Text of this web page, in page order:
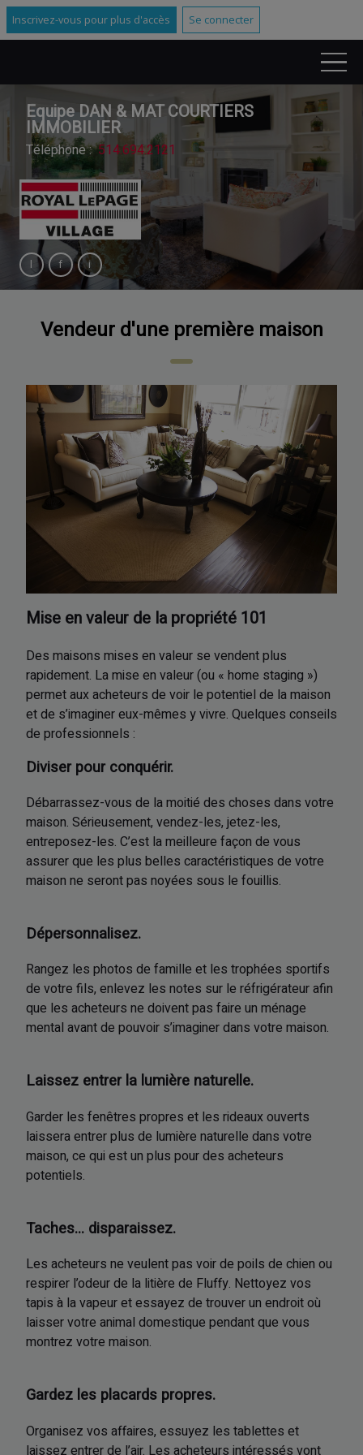
Inscrivez-vous pour plus d'accès Se connecter
Equipe DAN & MAT COURTIERS
IMMOBILIER
Téléphone :514.694.2121
Vendeur d'une première maison
Mise en valeur de la propriété 101
Des maisons mises en valeur se vendent plus
rapidement. La mise en valeur (ou « home staging »)
permet aux acheteurs de voir le potentiel de la maison
et de s’imaginer eux-mêmes y vivre. Quelques conseils
de professionnels :
Diviser pour conquérir.
Débarrassez-vous de la moitié des choses dans votre
maison. Sérieusement, vendez-les, jetez-les,
entreposez-les. C’est la meilleure façon de vous
assurer que les plus belles caractéristiques de votre
maison ne seront pas noyées sous le fouillis.
Dépersonnalisez.
Rangez les photos de famille et les trophées sportifs
de votre fils, enlevez les notes sur le réfrigérateur afin
que les acheteurs ne doivent pas faire un ménage
mental avant de pouvoir s’imaginer dans votre maison.
Laissez entrer la lumière naturelle.
Garder les fenêtres propres et les rideaux ouverts
laissera entrer plus de lumière naturelle dans votre
maison, ce qui est un plus pour des acheteurs
potentiels.
Taches... disparaissez.
Les acheteurs ne veulent pas voir de poils de chien ou
respirer l’odeur de la litière de Fluffy. Nettoyez vos
tapis à la vapeur et essayez de trouver un endroit où
laisser votre animal domestique pendant que vous
montrez votre maison.
Gardez les placards propres.
Organisez vos affaires, essuyez les tablettes et
laissez entrer de l’air. Les acheteurs intéressés vont